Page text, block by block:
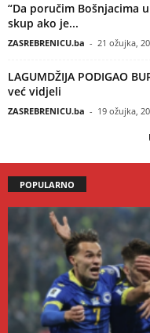
“Da poručim Bošnjacima
skup ako je...
ZASREBRENICU.ba - 21 ožujka,
LAGUMDŽIJA PODIGAO
već vidjeli
ZASREBRENICU.ba - 19 ožujka,
POPULARNO